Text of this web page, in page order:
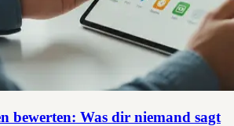
bewerten: Was dir niemand sagt